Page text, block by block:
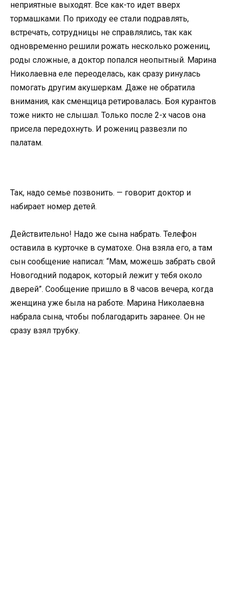
неприятные выходят. Все как-то идет вверх
тормашками. По приходу ее стали подравлять,
встречать, сотрудницы не справлялись, так как
одновременно решили рожать несколько рожениц,
роды сложные, а доктор попался неопытный. Марина
Николаевна еле переоделась, как сразу ринулась
помогать другим акушеркам. Даже не обратила
внимания, как сменщица ретировалась. Боя курантов
тоже никто не слышал. Только после 2-х часов она
присела передохнуть. И рожениц развезли по
палатам.
Так, надо семье позвонить. — говорит доктор и
набирает номер детей.
Действительно! Надо же сына набрать. Телефон
оставила в курточке в суматохе. Она взяла его, а там
сын сообщение написал: “Мам, можешь забрать свой
Новогодний подарок, который лежит у тебя около
дверей”. Сообщение пришло в 8 часов вечера, когда
женщина уже была на работе. Марина Николаевна
набрала сына, чтобы поблагодарить заранее. Он не
сразу взял трубку.